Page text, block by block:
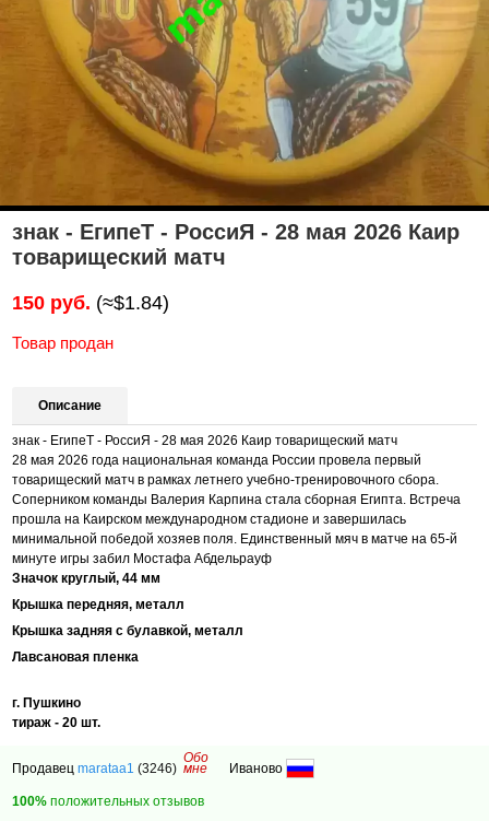
знак - ЕгипеТ - РоссиЯ - 28 мая 2026 Каир
товарищеский матч
150 руб. (≈$1.84)
Товар продан
Описание
знак - ЕгипеТ - РоссиЯ - 28 мая 2026 Каир товарищеский матч
28 мая 2026 года национальная команда России провела первый
товарищеский матч в рамках летнего учебно-тренировочного сбора.
Соперником команды Валерия Карпина стала сборная Египта. Встреча
прошла на Каирском международном стадионе и завершилась
минимальной победой хозяев поля. Единственный мяч в матче на 65-й
минуте игры забил Мостафа Абдельрауф
Значок круглый, 44 мм
Крышка передняя, металл
Крышка задняя с булавкой, металл
Лавсановая пленка
г. Пушкино
тираж - 20 шт.
Продавецmarataa1 (3246)
Обо
мне Иваново
100% положительных отзывов